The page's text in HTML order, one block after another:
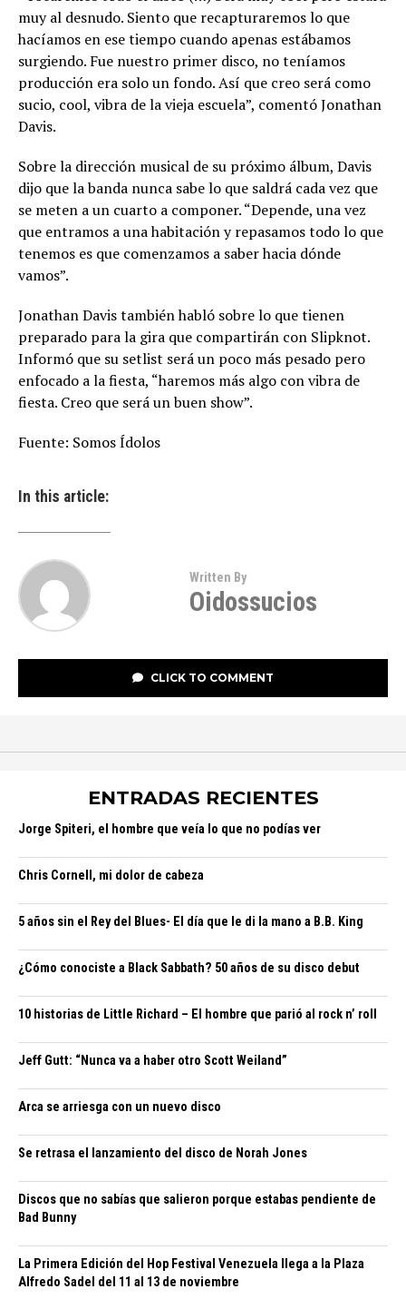
muy al desnudo. Siento que recapturaremos lo que
hacíamos en ese tiempo cuando apenas estábamos
surgiendo. Fue nuestro primer disco, no teníamos
producción era solo un fondo. Así que creo será como
sucio, cool, vibra de la vieja escuela”, comentó Jonathan
Davis.
Sobre la dirección musical de su próximo álbum, Davis
dijo que la banda nunca sabe lo que saldrá cada vez que
se meten a un cuarto a componer. “Depende, una vez
que entramos a una habitación y repasamos todo lo que
tenemos es que comenzamos a saber hacia dónde
vamos”.
Jonathan Davis también habló sobre lo que tienen
preparado para la gira que compartirán con Slipknot.
Informó que su setlist será un poco más pesado pero
enfocado a la fiesta, “haremos más algo con vibra de
fiesta. Creo que será un buen show”.
Fuente: Somos Ídolos
In this article:
Written By
Oidossucios
CLICK TO COMMENT
ENTRADAS RECIENTES
Jorge Spiteri, el hombre que veía lo que no podías ver
Chris Cornell, mi dolor de cabeza
5 años sin el Rey del Blues- El día que le di la mano a B.B. King
¿Cómo conociste a Black Sabbath? 50 años de su disco debut
10 historias de Little Richard – El hombre que parió al rock n’ roll
Jeff Gutt: “Nunca va a haber otro Scott Weiland”
Arca se arriesga con un nuevo disco
Se retrasa el lanzamiento del disco de Norah Jones
Discos que no sabías que salieron porque estabas pendiente de
Bad Bunny
La Primera Edición del Hop Festival Venezuela llega a la Plaza
Alfredo Sadel del 11 al 13 de noviembre